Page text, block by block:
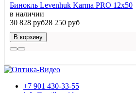
Бинокль Levenhuk Karma PRO 12x50
в наличии
30 828 руб28 250 руб
В корзину
+7 901 430-33-55